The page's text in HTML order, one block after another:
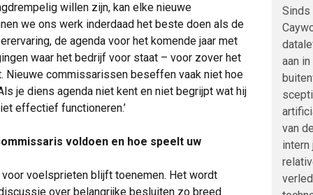
willen zijn, kan elke nieuwe
we ons werk inderdaad het beste doen als de
de agenda voor het komende jaar met
waar het bedrijf voor staat – voor zover het
Nieuwe commissarissen beseffen vaak niet hoe
je diens agenda niet kent en niet begrijpt wat hij
effectief functioneren.’
voldoen en hoe speelt uw
voor voelsprieten blijft toenemen. Het wordt
over belangrijke besluiten zo breed
Sinds
aan
van